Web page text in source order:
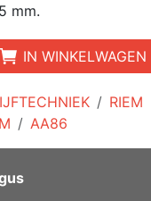
RIEM
AA86
mm.
IN WINKELWAGEN